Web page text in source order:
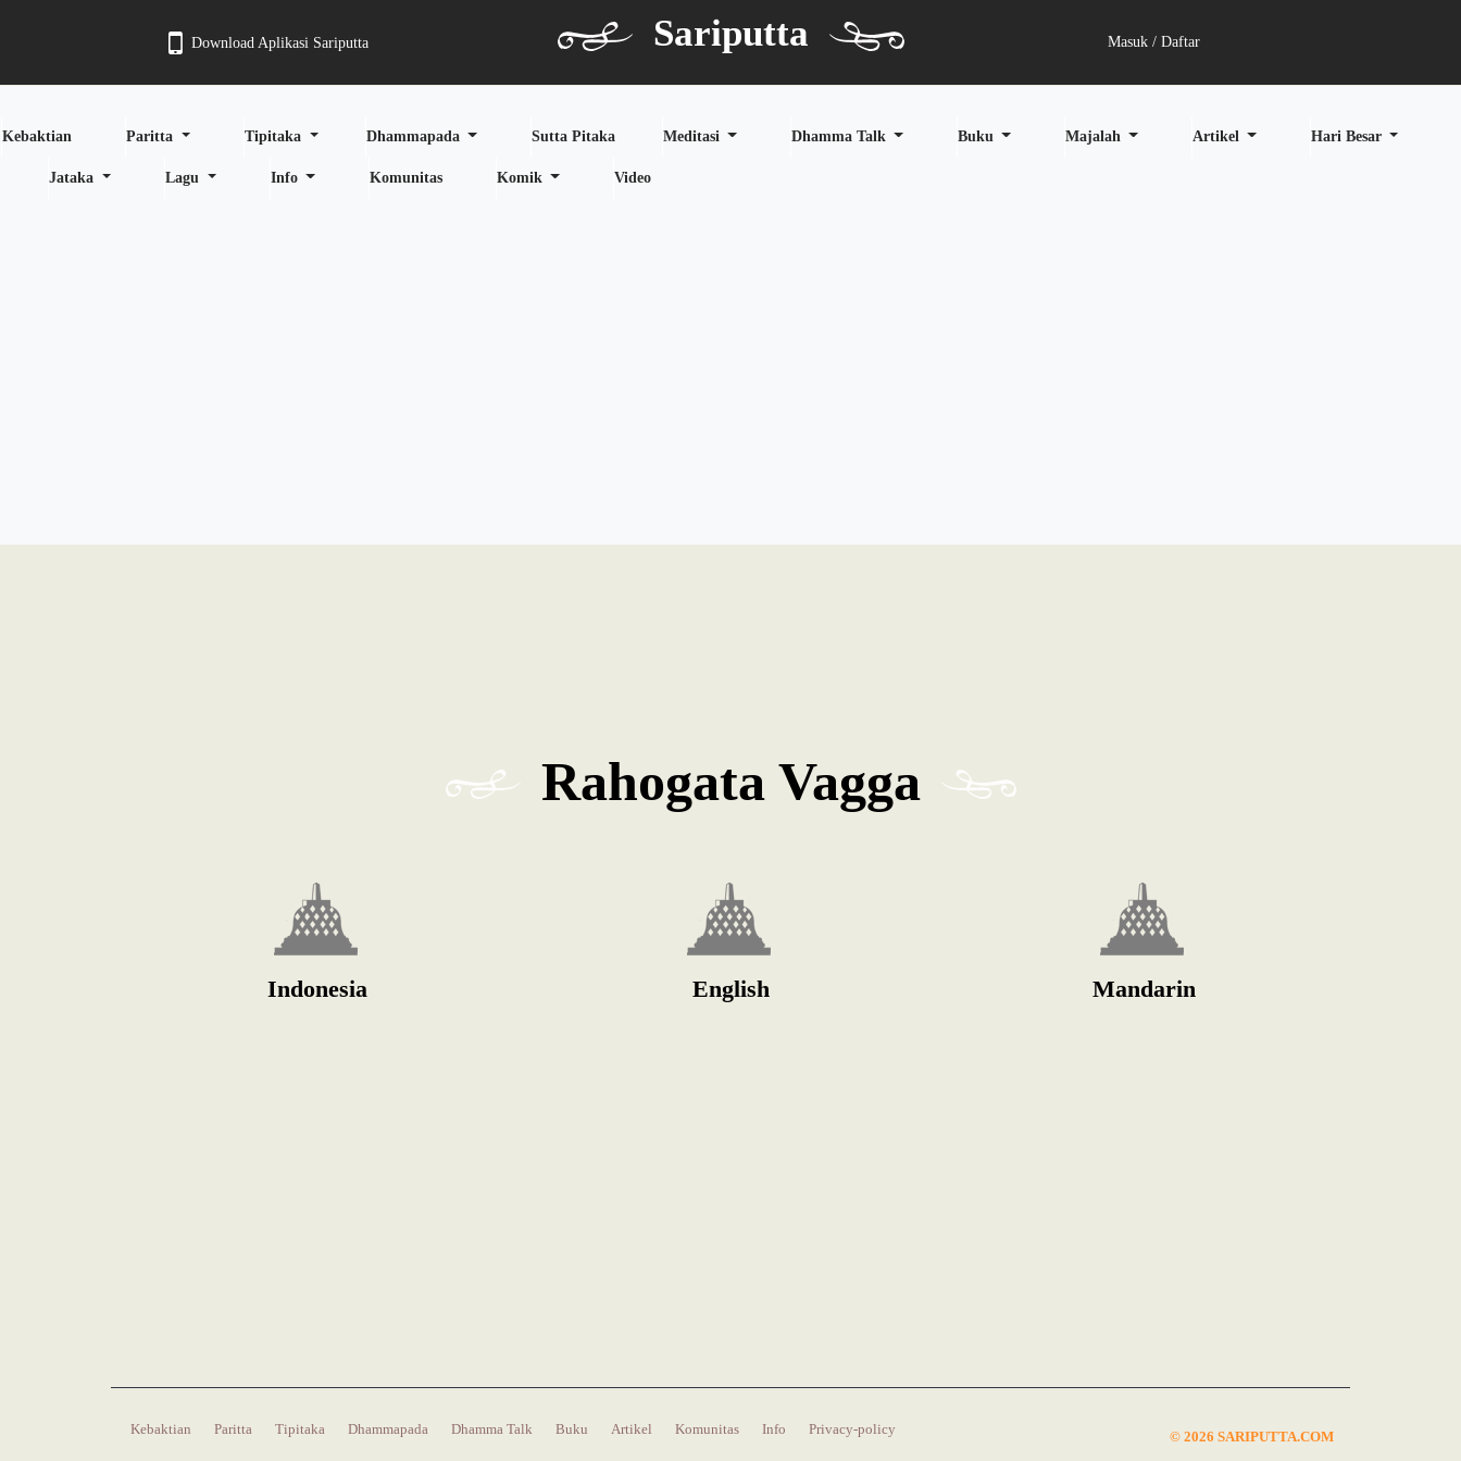
Download Aplikasi Sariputta Sariputta Masuk / Daftar
Kebaktian Paritta Tipitaka Dhammapada Sutta Pitaka Meditasi Dhamma Talk Buku Majalah Artikel Hari Besar
Jataka Lagu Info Komunitas Komik Video
Rahogata Vagga
Indonesia English Mandarin
Kebaktian Paritta Tipitaka Dhammapada Dhamma Talk Buku Artikel Komunitas Info Privacy-policy © 2026 SARIPUTTA.COM